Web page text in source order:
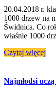
20.04.2018 r.
1000 drzew na
Świdnica. Co
właśnie 1000
Czytaj więcej
Najmłodsi